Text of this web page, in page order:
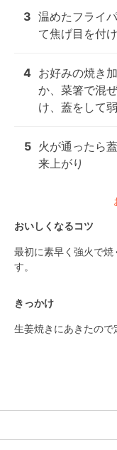
3 温めたフライ
て焦げ目を付
4 お好みの焼き
か、菜箸で混
け、蓋をして
5 火が通ったら
来上がり
おいしくなるコツ
最初に素早く強火で焼
す。
きっかけ
生姜焼きにあきたの